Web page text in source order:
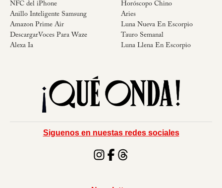
NFC del iPhone
Anillo Inteligente Samsung
Amazon Prime Air
DescargarVoces Para Waze
Alexa Ia
Horóscopo Chino
Aries
Luna Nueva En Escorpio
Tauro Semanal
Luna Llena En Escorpio
Siguenos en nuestas redes sociales